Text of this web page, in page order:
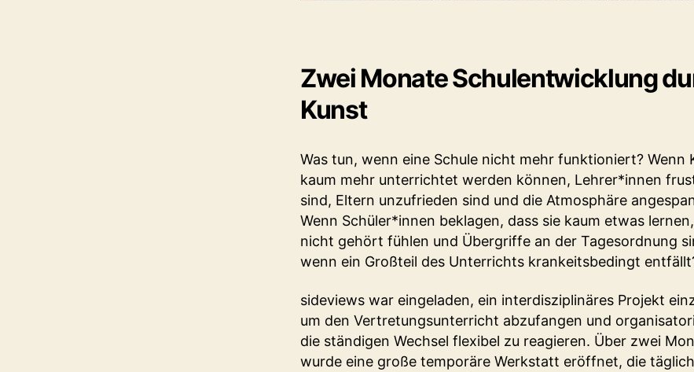
Zwei Monate Schulentwicklung
Kunst
Was tun, wenn eine Schule nicht mehr funktioniert? Wenn
kaum mehr unterrichtet werden können, Lehrer*innen
sind, Eltern unzufrieden sind und die Atmosphäre
Wenn Schüler*innen beklagen, dass sie kaum etwas
nicht gehört fühlen und Übergriffe an der Tagesordnung
wenn ein Großteil des Unterrichts krankeitsbedingt
sideviews war eingeladen, ein interdisziplinäres Projekt
um den Vertretungsunterricht abzufangen und
die ständigen Wechsel flexibel zu reagieren. Über zwei
wurde eine große temporäre Werkstatt eröffnet, die täglich